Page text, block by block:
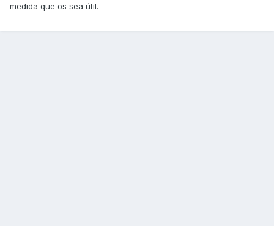
medida que os sea útil.